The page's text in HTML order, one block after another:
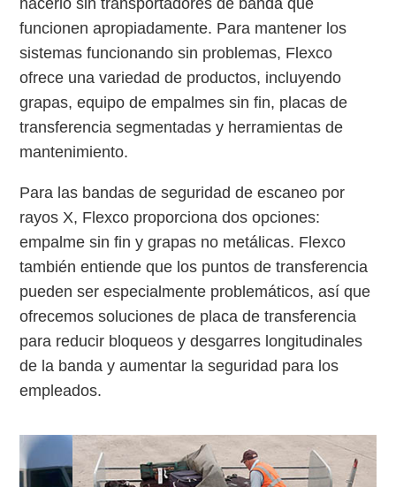
hacerlo sin transportadores de banda que
funcionen apropiadamente. Para mantener los
sistemas funcionando sin problemas, Flexco
ofrece una variedad de productos, incluyendo
grapas, equipo de empalmes sin fin, placas de
transferencia segmentadas y herramientas de
mantenimiento.
Para las bandas de seguridad de escaneo por
rayos X, Flexco proporciona dos opciones:
empalme sin fin y grapas no metálicas. Flexco
también entiende que los puntos de transferencia
pueden ser especialmente problemáticos, así que
ofrecemos soluciones de placa de transferencia
para reducir bloqueos y desgarres longitudinales
de la banda y aumentar la seguridad para los
empleados.